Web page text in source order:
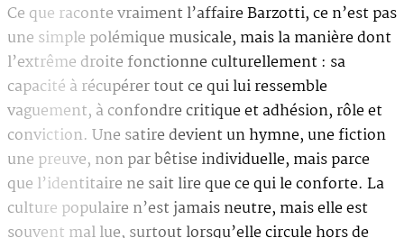
Ce que raconte vraiment l’affaire Barzotti, ce n’est pas
une simple polémique musicale, mais la manière dont
l’extrême droite fonctionne culturellement : sa
capacité à récupérer tout ce qui lui ressemble
vaguement, à confondre critique et adhésion, rôle et
conviction. Une satire devient un hymne, une fiction
une preuve, non par bêtise individuelle, mais parce
que l’identitaire ne sait lire que ce qui le conforte. La
culture populaire n’est jamais neutre, mais elle est
souvent mal lue, surtout lorsqu’elle circule hors de